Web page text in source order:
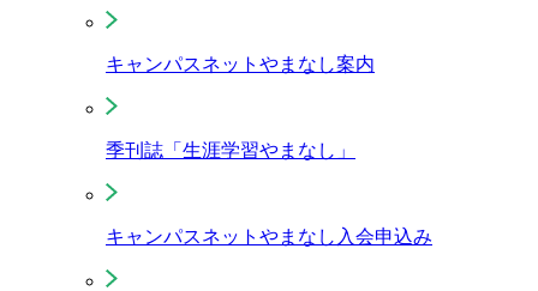
キャンパスネットやまなし案内
季刊誌「生涯学習やまなし」
キャンパスネットやまなし入会申込み